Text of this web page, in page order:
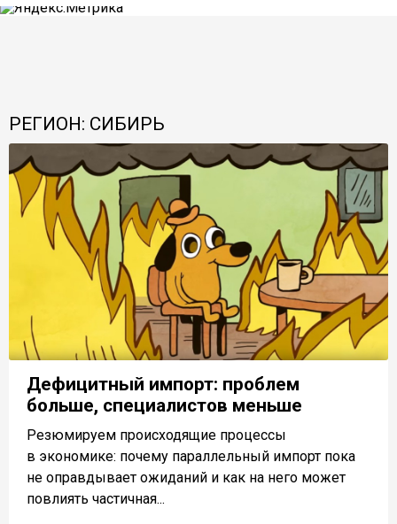
РЕГИОН: СИБИРЬ
Дефицитный импорт: проблем
больше, специалистов меньше
Резюмируем происходящие процессы
в экономике: почему параллельный импорт пока
не оправдывает ожиданий и как на него может
повлиять частичная...